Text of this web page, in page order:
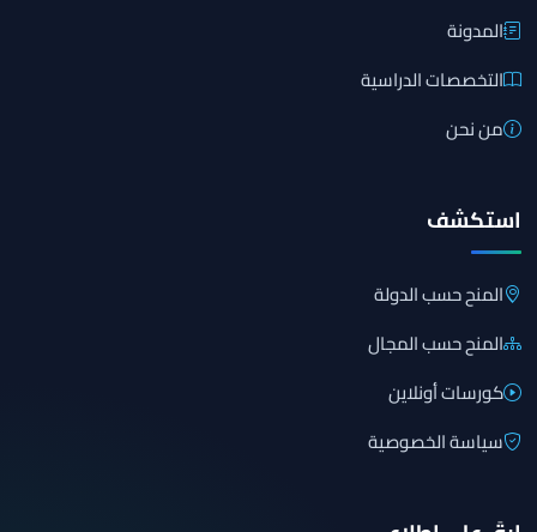
المدونة
التخصصات الدراسية
من نحن
استكشف
المنح حسب الدولة
المنح حسب المجال
كورسات أونلاين
سياسة الخصوصية